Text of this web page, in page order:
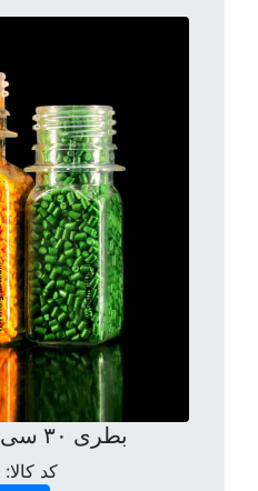
بطری ۳۰ سی سی مکعبی
کد کالا: